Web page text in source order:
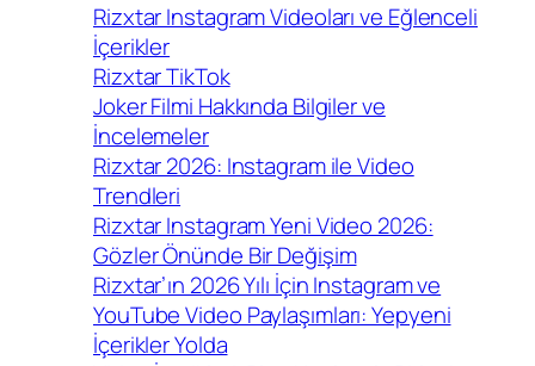
Rizxtar Instagram Videoları ve Eğlenceli
İçerikler
Rizxtar TikTok
Joker Filmi Hakkında Bilgiler ve
İncelemeler
Rizxtar 2026: Instagram ile Video
Trendleri
Rizxtar Instagram Yeni Video 2026:
Gözler Önünde Bir Değişim
Rizxtar’ın 2026 Yılı İçin Instagram ve
YouTube Video Paylaşımları: Yepyeni
İçerikler Yolda